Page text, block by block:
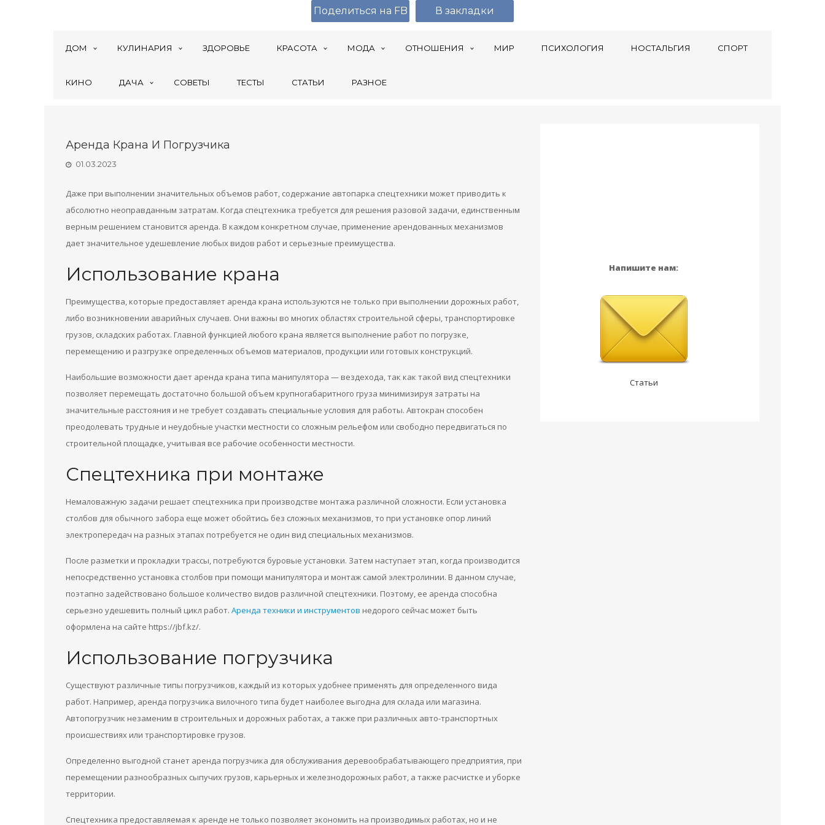
ДОМ КУЛИНАРИЯ ЗДОРОВЬЕ КРАСОТА МОДА ОТНОШЕНИЯ МИР ПСИХОЛОГИЯ НОСТАЛЬГИЯ СПОРТ
КИНО ДАЧА СОВЕТЫ ТЕСТЫ СТАТЬИ РАЗНОЕ
Аренда Крана И Погрузчика
01.03.2023
Даже при выполнении значительных объемов работ, содержание автопарка спецтехники может приводить к
абсолютно неоправданным затратам. Когда спецтехника требуется для решения разовой задачи, единственным
верным решением становится аренда. В каждом конкретном случае, применение арендованных механизмов
дает значительное удешевление любых видов работ и серьезные преимущества.
Использование крана
Преимущества, которые предоставляет аренда крана используются не только при выполнении дорожных работ,
либо возникновении аварийных случаев. Они важны во многих областях строительной сферы, транспортировке
грузов, складских работах. Главной функцией любого крана является выполнение работ по погрузке,
перемещению и разгрузке определенных объемов материалов, продукции или готовых конструкций.
Наибольшие возможности дает аренда крана типа манипулятора — вездехода, так как такой вид спецтехники
позволяет перемещать достаточно большой объем крупногабаритного груза минимизируя затраты на
значительные расстояния и не требует создавать специальные условия для работы. Автокран способен
преодолевать трудные и неудобные участки местности со сложным рельефом или свободно передвигаться по
строительной площадке, учитывая все рабочие особенности местности.
Спецтехника при монтаже
Немаловажную задачи решает спецтехника при производстве монтажа различной сложности. Если установка
столбов для обычного забора еще может обойтись без сложных механизмов, то при установке опор линий
электропередач на разных этапах потребуется не один вид специальных механизмов.
После разметки и прокладки трассы, потребуются буровые установки. Затем наступает этап, когда производится
непосредственно установка столбов при помощи манипулятора и монтаж самой электролинии. В данном случае,
поэтапно задействовано большое количество видов различной спецтехники. Поэтому, ее аренда способна
серьезно удешевить полный цикл работ. Аренда техники и инструментов недорого сейчас может быть
оформлена на сайте https://jbf.kz/.
Использование погрузчика
Существуют различные типы погрузчиков, каждый из которых удобнее применять для определенного вида
работ. Например, аренда погрузчика вилочного типа будет наиболее выгодна для склада или магазина.
Автопогрузчик незаменим в строительных и дорожных работах, а также при различных авто-транспортных
происшествиях или транспортировке грузов.
Определенно выгодной станет аренда погрузчика для обслуживания деревообрабатывающего предприятия, при
перемещении разнообразных сыпучих грузов, карьерных и железнодорожных работ, а также расчистке и уборке
территории.
Спецтехника предоставляемая к аренде не только позволяет экономить на производимых работах, но и не
Напишите нам:
Статьи
Поделиться на FB В закладки